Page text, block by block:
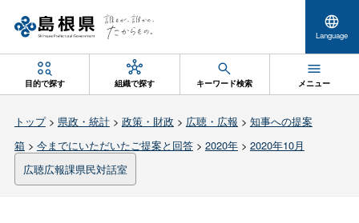
Language
目的で探す 組織で探す キーワード検索 メニュー
トップ> 県政・統計> 政策・財政 > 広聴・広報 > 知事への提案
箱> 今までにいただいたご提案と回答> 2020年> 2020年10月
広聴広報課県民対話室